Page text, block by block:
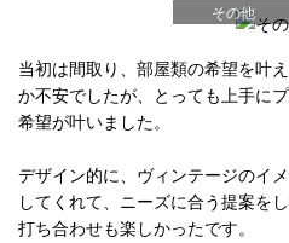
その他
当初は間取り、部屋類の希望を叶
か不安でしたが、とっても上手に
希望が叶いました。
デザイン的に、ヴィンテージのイ
してくれて、ニーズに合う提案を
打ち合わせも楽しかったです。